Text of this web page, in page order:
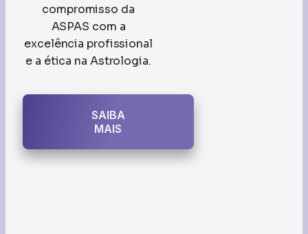
compromisso da
ASPAS com a
excelência profissional
e a ética na Astrologia.
SAIBA
MAIS